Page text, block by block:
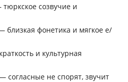
созвучие и
близкая фонетика и мягкое е/
и культурная
согласные не спорят, звучит